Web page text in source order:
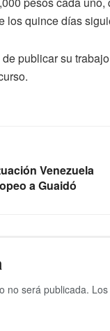
los quince días
publicar su
Venezuela
a Guaidó
no será publicada.